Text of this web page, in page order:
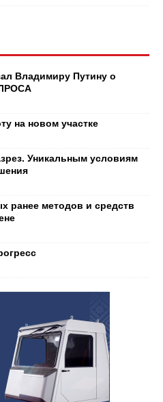
Владимиру Путину о
на новом участке
Уникальным условиям
ранее методов и средств